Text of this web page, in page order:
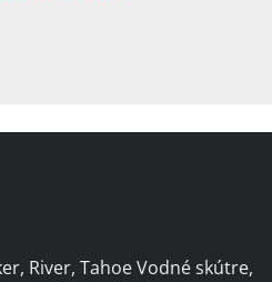
River, Tahoe Vodné skútre,